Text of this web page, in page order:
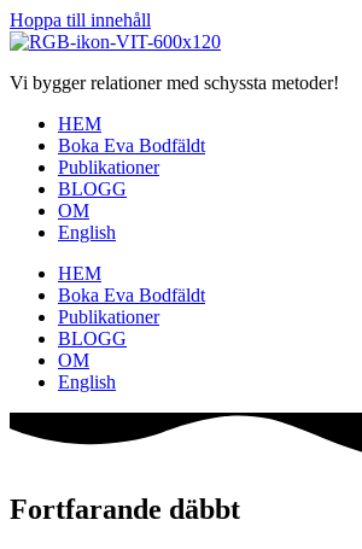
Hoppa till innehåll
Vi bygger relationer med schyssta metoder!
HEM
Boka Eva Bodfäldt
Publikationer
BLOGG
OM
English
HEM
Boka Eva Bodfäldt
Publikationer
BLOGG
OM
English
Fortfarande däbbt